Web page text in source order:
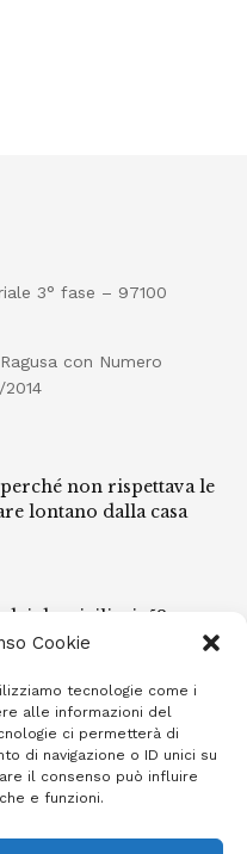
Cookie
tecnologie come i
alle informazioni del
ci permetterà di
di navigazione o ID unici su
il consenso può influire
e funzioni.
3° fase – 97100
con Numero
2014
non rispettava le
lontano dalla casa
dai domiciliari: 52enne
torna in libertà il
anni